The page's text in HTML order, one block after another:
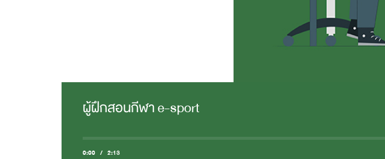
ผู้ฝึกสอนกีฬา e-sport
0:00 / 2:13